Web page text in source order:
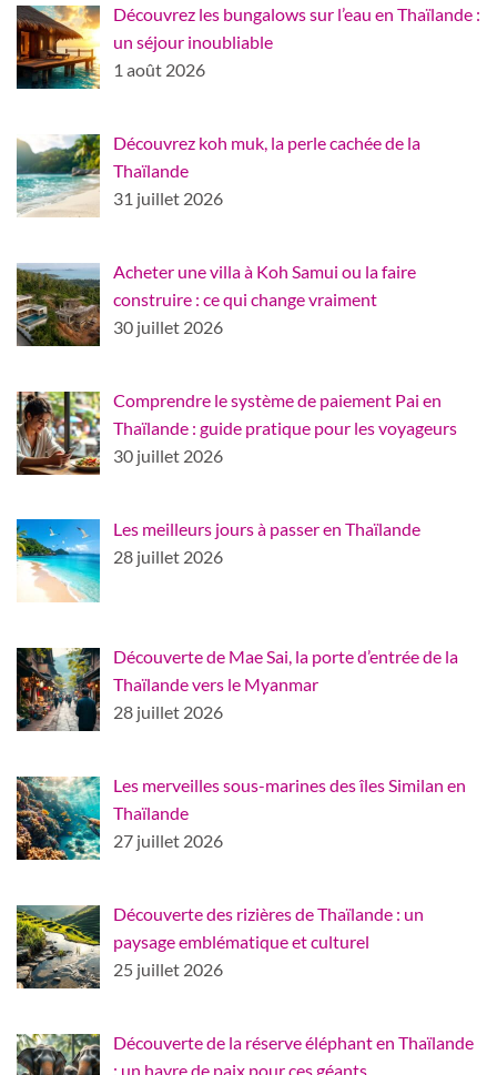
Découvrez les bungalows sur l’eau en Thaïlande :
un séjour inoubliable
1 août 2026
Découvrez koh muk, la perle cachée de la
Thaïlande
31 juillet 2026
Acheter une villa à Koh Samui ou la faire
construire : ce qui change vraiment
30 juillet 2026
Comprendre le système de paiement Pai en
Thaïlande : guide pratique pour les voyageurs
30 juillet 2026
Les meilleurs jours à passer en Thaïlande
28 juillet 2026
Découverte de Mae Sai, la porte d’entrée de la
Thaïlande vers le Myanmar
28 juillet 2026
Les merveilles sous-marines des îles Similan en
Thaïlande
27 juillet 2026
Découverte des rizières de Thaïlande : un
paysage emblématique et culturel
25 juillet 2026
Découverte de la réserve éléphant en Thaïlande
: un havre de paix pour ces géants